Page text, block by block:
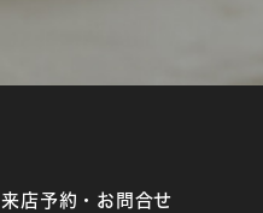
来店予約・お問合せ